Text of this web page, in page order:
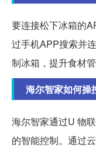
要连接松下冰箱的
过手机APP搜索并
制冰箱，提升食材
海尔智家如何操
海尔智家通过U 物
的智能控制。通过